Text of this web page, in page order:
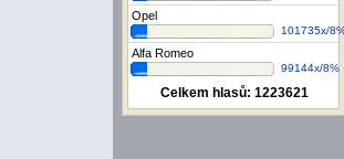
Opel
101735x/
Alfa Romeo
99144x/8%
Celkem hlasů: 1223621